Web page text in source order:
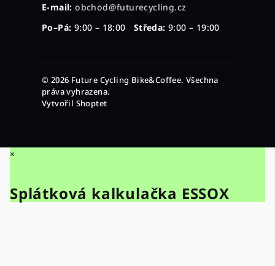
E-mail: obchod@futurecycling.cz
Po–Pá: 9:00 – 18:00 Středa: 9:00 – 19:00
© 2026 Future Cycling Bike&Coffee. Všechna
práva vyhrazena.
Vytvořil Shoptet
×
Splátková kalkulačka ESSOX